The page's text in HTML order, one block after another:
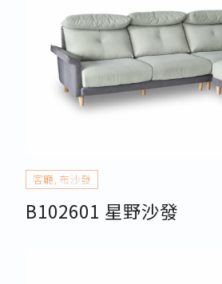
客廳,布沙發
B102601 星野沙發